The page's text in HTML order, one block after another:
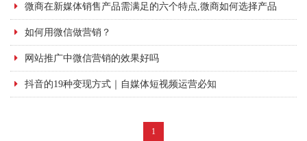
微商在新媒体销售产品需满足的六个特点,微商如何选择产品
如何用微信做营销？
网站推广中微信营销的效果好吗
抖音的19种变现方式｜自媒体短视频运营必知
1